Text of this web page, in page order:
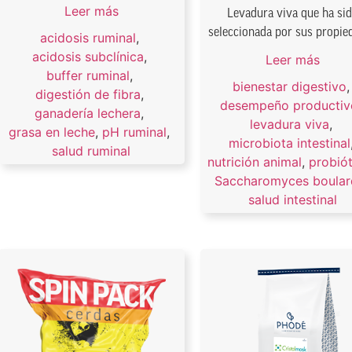
Leer más
acidosis ruminal,
acidosis subclínica,
buffer ruminal,
digestión de fibra,
ganadería lechera,
grasa en leche, pH ruminal,
salud ruminal
Levadura viva que ha
seleccionada por sus
Leer más
bienestar digestivo
desempeño
levadura viva,
microbiota intestinal
nutrición animal,
Saccharomyces
salud intestinal